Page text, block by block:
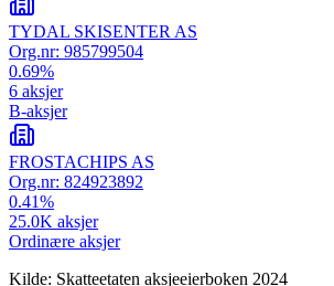
TYDAL SKISENTER AS
Org.nr: 985799504
0.69%
6 aksjer
B-aksjer
FROSTACHIPS AS
Org.nr: 824923892
0.41%
25.0K aksjer
Ordinære aksjer
Kilde: Skatteetaten aksjeeierboken 2024